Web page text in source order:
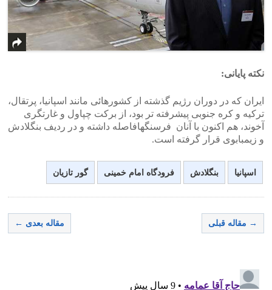
نکته پایانی:
ایران که در دوران رژیم گذشته از کشورهائی مانند اسپانیا، پرتقال،
ترکیه و کره جنوبی پیشرفته تر بود، از برکت چپاول و غارتگری
آخوند، هم اکنون با آنان فرسنگهافاصله داشته و در ردیف بنگلادش
و زیمبابوی قرار گرفته است.
اسپانیا بنگلادش فرودگاه امام خمینی گور تازیان
→ مقاله قبلی مقاله بعدی ←